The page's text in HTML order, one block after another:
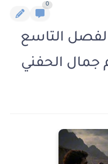
0
الفصل التاسع